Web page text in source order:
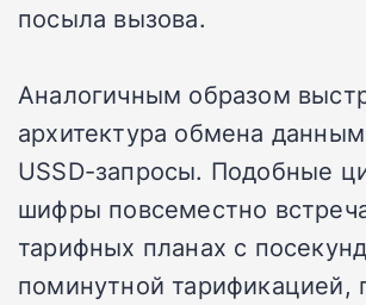
посыла вызова.
Аналогичным образом
архитектура обмена
USSD-запросы. Подобные
шифры повсеместно
тарифных планах с
поминутной тарификацией,